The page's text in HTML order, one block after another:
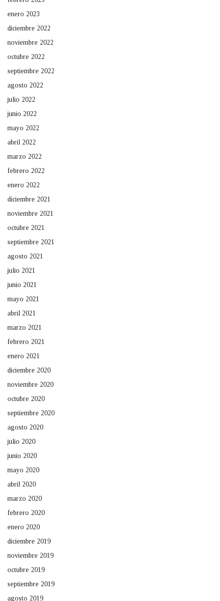
enero 2023
diciembre 2022
noviembre 2022
octubre 2022
septiembre 2022
agosto 2022
julio 2022
junio 2022
mayo 2022
abril 2022
marzo 2022
febrero 2022
enero 2022
diciembre 2021
noviembre 2021
octubre 2021
septiembre 2021
agosto 2021
julio 2021
junio 2021
mayo 2021
abril 2021
marzo 2021
febrero 2021
enero 2021
diciembre 2020
noviembre 2020
octubre 2020
septiembre 2020
agosto 2020
julio 2020
junio 2020
mayo 2020
abril 2020
marzo 2020
febrero 2020
enero 2020
diciembre 2019
noviembre 2019
octubre 2019
septiembre 2019
agosto 2019